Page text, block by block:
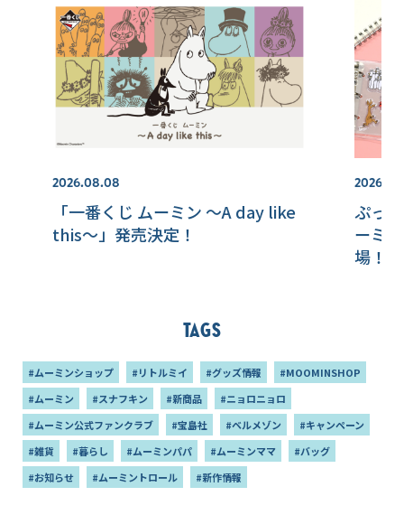
2026.08.08
「一番くじ ムーミン ～A day like
this～」発売決定！
ぷっ
ーミ
場！
Tags
#ムーミンショップ #リトルミイ #グッズ情報
#MOOMINSHOP
#ムーミン
#スナフキン #新商品
#ニョロニョロ
#ムーミン公式ファンクラブ
#宝島社 #ベルメゾン
#キャンペーン
#雑貨
#暮らし #ムーミンパパ #ムーミンママ
#バッグ
#お知らせ
#ムーミントロール #新作情報